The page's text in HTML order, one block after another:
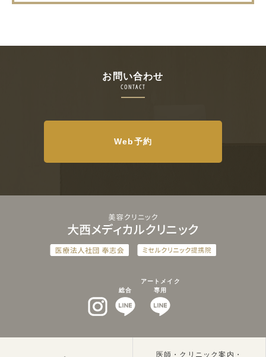
お問い合わせ
CONTACT
Web予約
インスタグラム
総合
LINEat
アートメイク
専用
医師・クリニック案内・